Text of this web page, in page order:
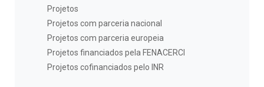
Projetos
Projetos com parceria nacional
Projetos com parceria europeia
Projetos financiados pela FENACERCI
Projetos cofinanciados pelo INR